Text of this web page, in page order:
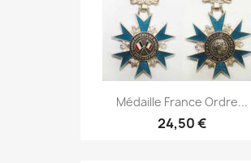
Médaille France Ordre...
24,50 €